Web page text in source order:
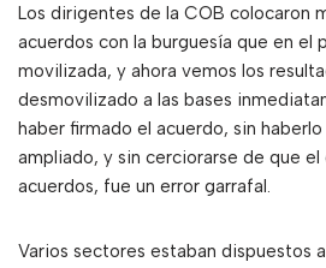
Los dirigentes de la COB colocaron
acuerdos con la burguesía que en el
movilizada, y ahora vemos los
desmovilizado a las bases
haber firmado el acuerdo, sin
ampliado, y sin cerciorarse de que
acuerdos, fue un error garrafal.
Varios sectores estaban dispuestos